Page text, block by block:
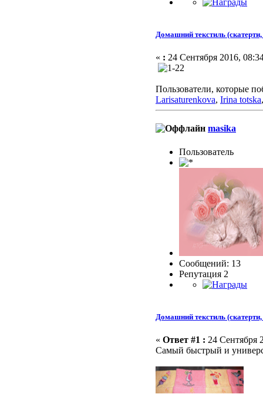
Домашний текстиль
« : 24 Сентября 2016,
Пользователи, которые
Larisaturenkova, Irina totska
masika
Пользоватeль
Сообщений: 13
Репутация 2
Домашний текстиль
« Ответ #1 : 24 Сентября
Самый быстрый и